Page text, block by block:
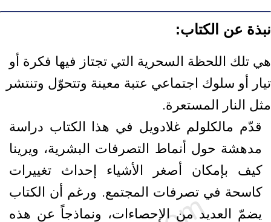
نبذة عن الكتاب:
هي تلك اللحظة السحرية التي تجتاز فيها فكرة أو
تيار أو سلوك اجتماعي عتبة معينة وتتحوّل وتنتشر
مثل النار المستعرة.
قدّم مالكلولم غلادويل في هذا الكتاب دراسة
مدهشة حول أنماط التصرفات البشرية، ويرينا
كيف بإمكان أصغر الأشياء إحداث تغييرات
كاسحة في تصرفات المجتمع. ورغم أن الكتاب
يضمّ العديد من الإحصاءات، ونماذجاً عن هذه